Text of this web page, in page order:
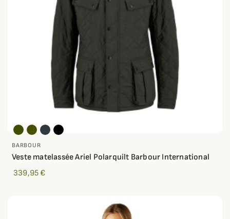
BARBOUR
Veste matelassée Ariel Polarquilt Barbour International
339,95 €